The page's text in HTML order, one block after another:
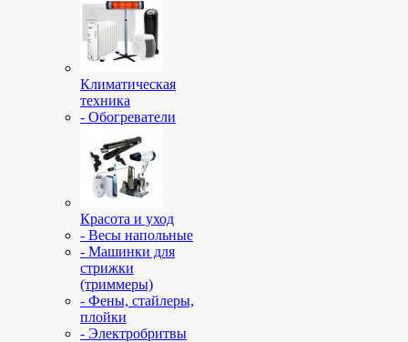
Климатическая
техника
- Обогреватели
Красота и уход
- Весы напольные
- Машинки для
стрижки
(триммеры)
- Фены, стайлеры,
плойки
- Электробритвы